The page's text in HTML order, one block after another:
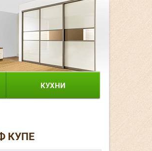
КУХНИ
КУПЕ